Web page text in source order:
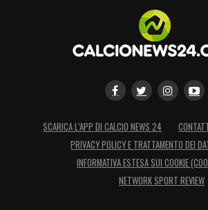
SCARICA L’APP DI CALCIO NEWS 24
PRIVACY POLICY E TRATTAMENTO DEI
INFORMATIVA ESTESA SUI COOKIE
NETWORK SPORT REVIEW